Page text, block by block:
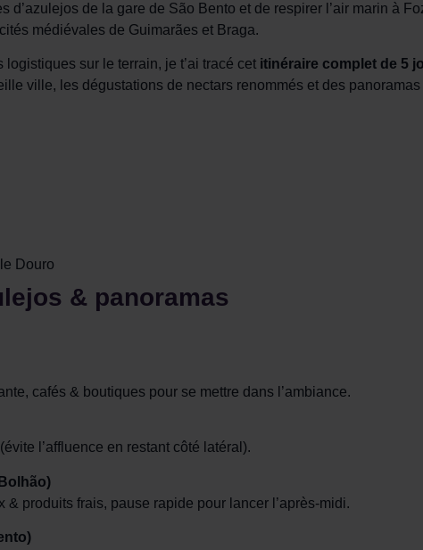
d’azulejos de la gare de São Bento et de respirer l’air marin à
médiévales de Guimarães et Braga.
sur le terrain, je t’ai tracé cet itinéraire complet de 5
ville, les dégustations de nectars renommés et des
& panoramas
cafés & boutiques pour se mettre dans l’ambiance.
l’affluence en restant côté latéral).
produits frais, pause rapide pour lancer l’après-midi.